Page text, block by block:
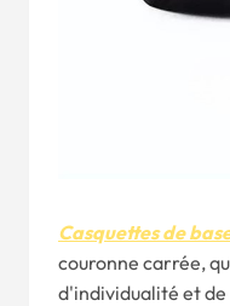
Casquettes de
couronne carrée,
d'individualité et